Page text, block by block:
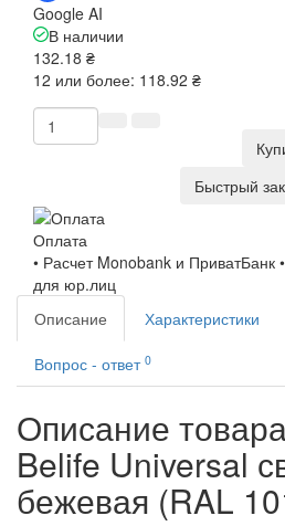
Google AI
В наличии
132.18 ₴
12 или более: 118.92 ₴
Быстрый
Оплата
• Расчет Monobank и ПриватБанк
для юр.лиц
Описание
Характеристики
Вопрос - ответ 0
Описание
Belife Universal
бежевая (RAL